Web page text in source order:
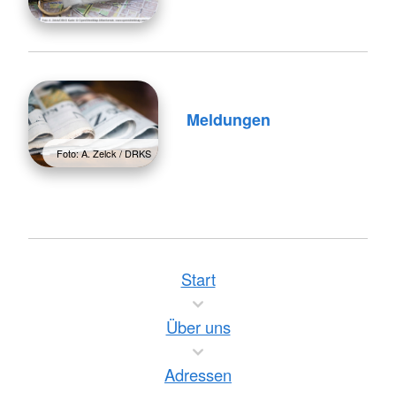
Foto: A. Zelck / DRKS
Meldungen
Start
Über uns
Adressen